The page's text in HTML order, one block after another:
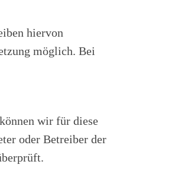
hiervon
möglich. Bei
wir für diese
oder Betreiber der